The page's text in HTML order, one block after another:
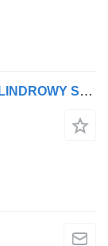
Mercedes-Benz KOMPRESOR DWUCYLINDROWY SPRĘŻARKA POWIETRZA MERCEDES ACTROS MP4 1100 400 001 pneumatische compressor voor trekker